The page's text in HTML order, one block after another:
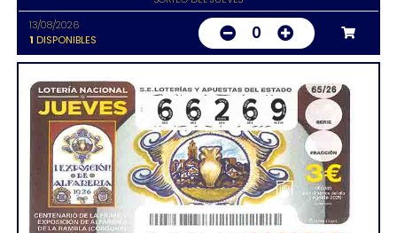
13/08/2026
1 DISPONIBLES 0